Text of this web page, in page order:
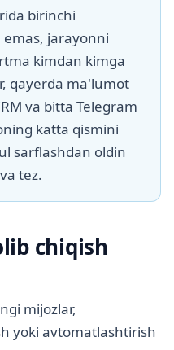
birinchi
jarayonni
kimdan kimga
qayerda ma'lumot
va bitta Telegram
katta qismini
sarflashdan oldin
tez.
chiqish
mijozlar,
yoki avtomatlashtirish